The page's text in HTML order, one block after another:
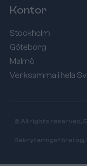
Kontor
Stockholm
Göteborg
Malmö
Verksamma i hela
© All rights reserved,
Rekryteringsföretag,